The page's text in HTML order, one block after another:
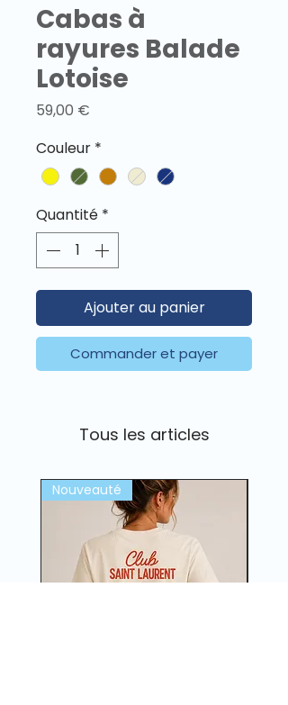
Cabas à
rayures Balade
Lotoise
59,00 €
Couleur *
Quantité *
Ajouter au panier
Commander et payer
Tous les articles
Nouveauté